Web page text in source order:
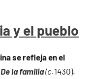
y el pueblo
se refleja en el
De la familia(c.1430).